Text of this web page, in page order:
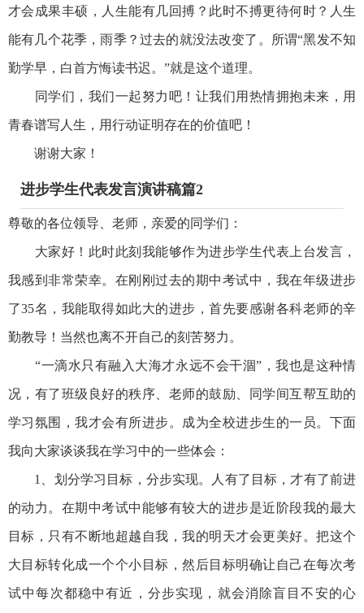
才会成果丰硕，人生能有几回搏？此时不搏更待何时？人生
能有几个花季，雨季？过去的就没法改变了。所谓“黑发不知
勤学早，白首方悔读书迟。”就是这个道理。
同学们，我们一起努力吧！让我们用热情拥抱未来，用
青春谱写人生，用行动证明存在的价值吧！
谢谢大家！
进步学生代表发言演讲稿篇2
尊敬的各位领导、老师，亲爱的同学们：
大家好！此时此刻我能够作为进步学生代表上台发言，
我感到非常荣幸。在刚刚过去的期中考试中，我在年级进步
了35名，我能取得如此大的进步，首先要感谢各科老师的辛
勤教导！当然也离不开自己的刻苦努力。
“一滴水只有融入大海才永远不会干涸”，我也是这种情
况，有了班级良好的秩序、老师的鼓励、同学间互帮互助的
学习氛围，我才会有所进步。成为全校进步生的一员。下面
我向大家谈谈我在学习中的一些体会：
1、划分学习目标，分步实现。人有了目标，才有了前进
的动力。在期中考试中能够有较大的进步是近阶段我的最大
目标，只有不断地超越自我，我的明天才会更美好。把这个
大目标转化成一个个小目标，然后目标明确让自己在每次考
试中每次都稳中有近，分步实现，就会消除盲目不安的心